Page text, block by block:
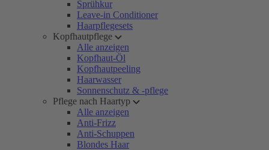
Sprühkur
Leave-in Conditioner
Haarpflegesets
Kopfhautpflege
Alle anzeigen
Kopfhaut-Öl
Kopfhautpeeling
Haarwasser
Sonnenschutz & -pflege
Pflege nach Haartyp
Alle anzeigen
Anti-Frizz
Anti-Schuppen
Blondes Haar